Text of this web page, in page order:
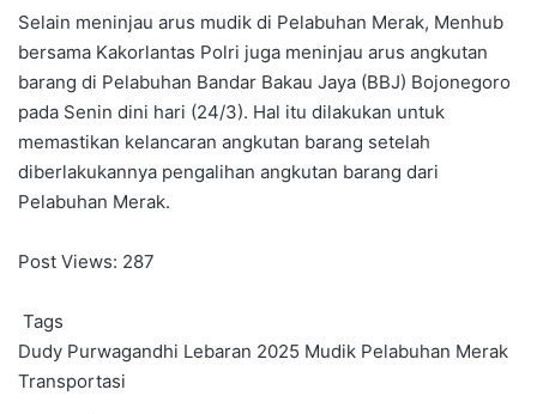
Selain meninjau arus mudik di Pelabuhan Merak, Menhub
bersama Kakorlantas Polri juga meninjau arus angkutan
barang di Pelabuhan Bandar Bakau Jaya (BBJ) Bojonegoro
pada Senin dini hari (24/3). Hal itu dilakukan untuk
memastikan kelancaran angkutan barang setelah
diberlakukannya pengalihan angkutan barang dari
Pelabuhan Merak.
Post Views: 287
Tags
Dudy Purwagandhi Lebaran 2025 Mudik Pelabuhan Merak
Transportasi